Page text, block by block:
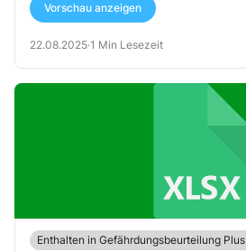
Vorschau anzeigen
22.08.2025·1 Min Lesezeit
Enthalten in Gefährdungsbeurteilung Plus